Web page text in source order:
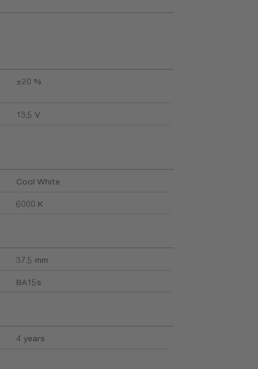
±20 %
13,5 V
Cool White
6000 K
37.5 mm
BA15s
4 years